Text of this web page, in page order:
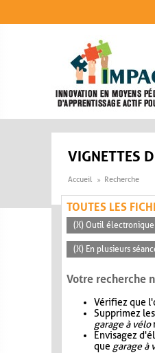
VIGNETTES
Accueil Recherche
TOUTES LES
(X) Outil électronique
(X) En plusieurs
Votre recherche
Vérifiez que
Supprimez
garage à vélo
Envisagez
que garage à